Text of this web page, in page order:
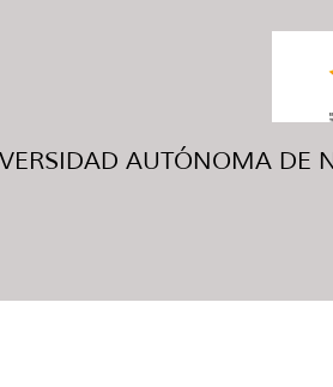
AUTÓNOMA DE